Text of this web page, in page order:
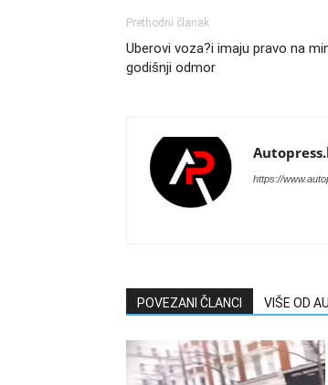
Prethodni članak
Uberovi voza?i imaju pravo na
godišnji odmor
https://
POVEZANI ČLANCI VIŠE OD